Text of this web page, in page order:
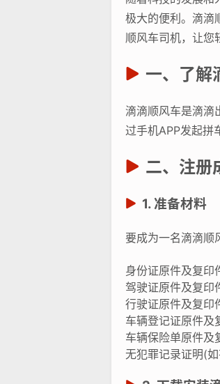
极大的便利。滴滴
顺风车司机，让您
一、了解
滴滴顺风车是滴滴
过手机APP发起拼
二、注册
1. 准备材料
要成为一名滴滴顺
身份证原件及复印
驾驶证原件及复印
行驶证原件及复印
车辆登记证原件及
车辆保险单原件及
无犯罪记录证明(